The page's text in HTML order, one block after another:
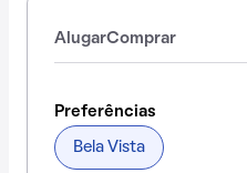
AlugarComprar
Preferências
Bela Vista